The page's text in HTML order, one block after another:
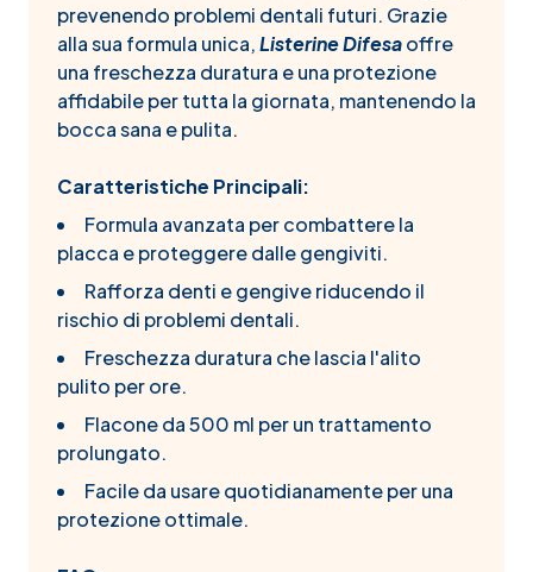
prevenendo problemi dentali futuri. Grazie
alla sua formula unica,Listerine Difesaoffre
una freschezza duratura e una protezione
affidabile per tutta la giornata, mantenendo la
bocca sana e pulita.
Caratteristiche Principali:
Formula avanzata per combattere la
placca e proteggere dalle gengiviti.
Rafforza denti e gengive riducendo il
rischio di problemi dentali.
Freschezza duratura che lascia l'alito
pulito per ore.
Flacone da 500 ml per un trattamento
prolungato.
Facile da usare quotidianamente per una
protezione ottimale.